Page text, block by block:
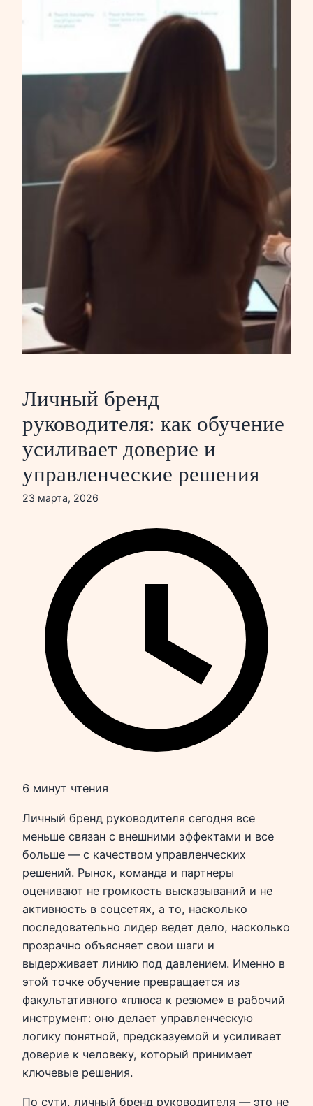
Личный бренд
руководителя: как обучение
усиливает доверие и
управленческие решения
23 марта, 2026
6 минут чтения
Личный бренд руководителя сегодня все
меньше связан с внешними эффектами и все
больше — с качеством управленческих
решений. Рынок, команда и партнеры
оценивают не громкость высказываний и не
активность в соцсетях, а то, насколько
последовательно лидер ведет дело, насколько
прозрачно объясняет свои шаги и
выдерживает линию под давлением. Именно в
этой точке обучение превращается из
факультативного «плюса к резюме» в рабочий
инструмент: оно делает управленческую
логику понятной, предсказуемой и усиливает
доверие к человеку, который принимает
ключевые решения.
По сути, личный бренд руководителя — это не